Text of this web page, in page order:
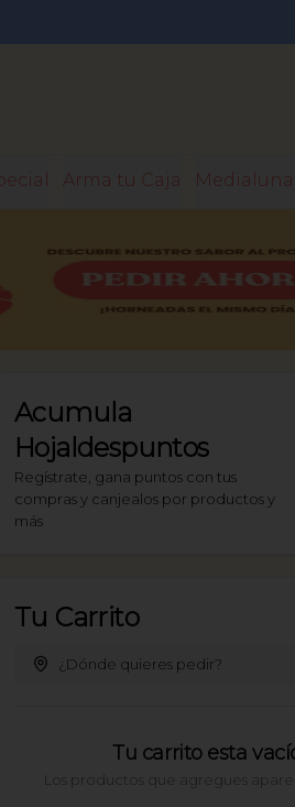
Arma tu Caja
Acumula
Hojaldespuntos
Regístrate, gana puntos con tus
compras y canjealos por productos y
más
Tu Carrito
¿Dónde quieres pedir?
Tu carrito esta
Los productos que agregues